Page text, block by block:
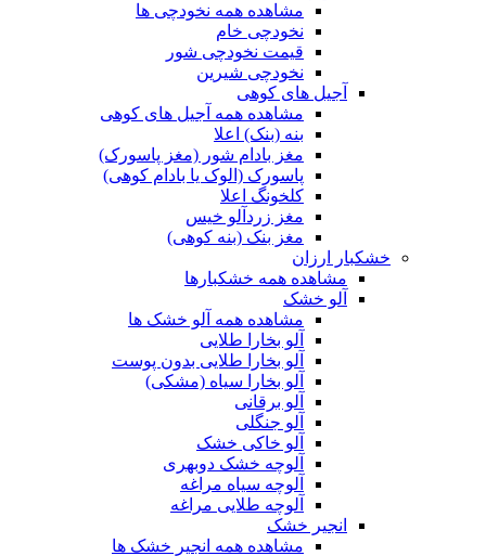
مشاهده همه نخودچی ها
نخودچی خام
قیمت نخودچی شور
نخودچی شیرین
آجیل های کوهی
مشاهده همه آجیل های کوهی
بنه (بنک) اعلا
مغز بادام شور (مغز پاسورک)
پاسورک (الوک یا بادام کوهی)
کلخونگ اعلا
مغز زردآلو خیس
مغز بنک (بنه کوهی)
خشکبار ارزان
مشاهده همه خشکبارها
آلو خشک
مشاهده همه آلو خشک ها
آلو بخارا طلایی
آلو بخارا طلایی بدون پوست
آلو بخارا سیاه (مشکی)
آلو برقانی
آلو جنگلی
آلو خاکی خشک
آلوچه خشک دوبهری
آلوچه سیاه مراغه
آلوچه طلایی مراغه
انجیر خشک
مشاهده همه انجیر خشک ها